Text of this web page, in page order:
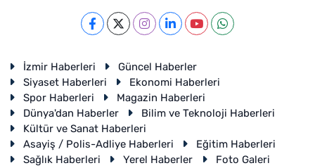
İzmir Haberleri
Güncel Haberler
Siyaset Haberleri
Ekonomi Haberleri
Spor Haberleri
Magazin Haberleri
Dünya'dan Haberler
Bilim ve Teknoloji Haberleri
Kültür ve Sanat Haberleri
Asayiş / Polis-Adliye Haberleri
Eğitim Haberleri
Sağlık Haberleri
Yerel Haberler Foto Galeri